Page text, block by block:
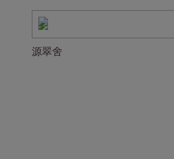
源翠舍